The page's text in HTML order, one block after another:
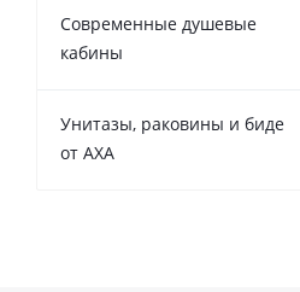
Современные душевые
кабины
Унитазы, раковины и биде
от AXA